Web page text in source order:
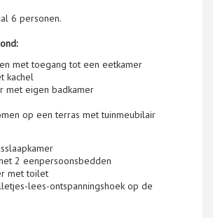
6 personen.
met toegang tot een eetkamer
kachel
met eigen badkamer
op een terras met tuinmeubilair
2 eenpersoonsbedden
met toilet
lees-ontspanningshoek op de